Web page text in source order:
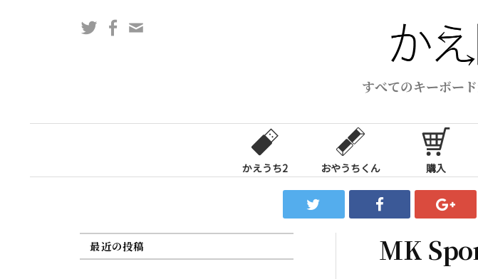
ス
すべてのキーボー
TwitterFacebook
かえうち2 おやうちくん 購入
MK
最近の投稿